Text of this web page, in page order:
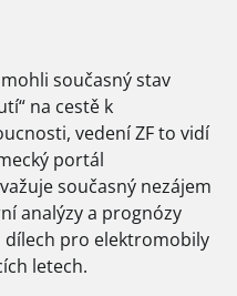
současný stav
na cestě k
vedení ZF to vidí
portál
současný nezájem
analýzy a prognózy
dílech pro elektromobily
letech.